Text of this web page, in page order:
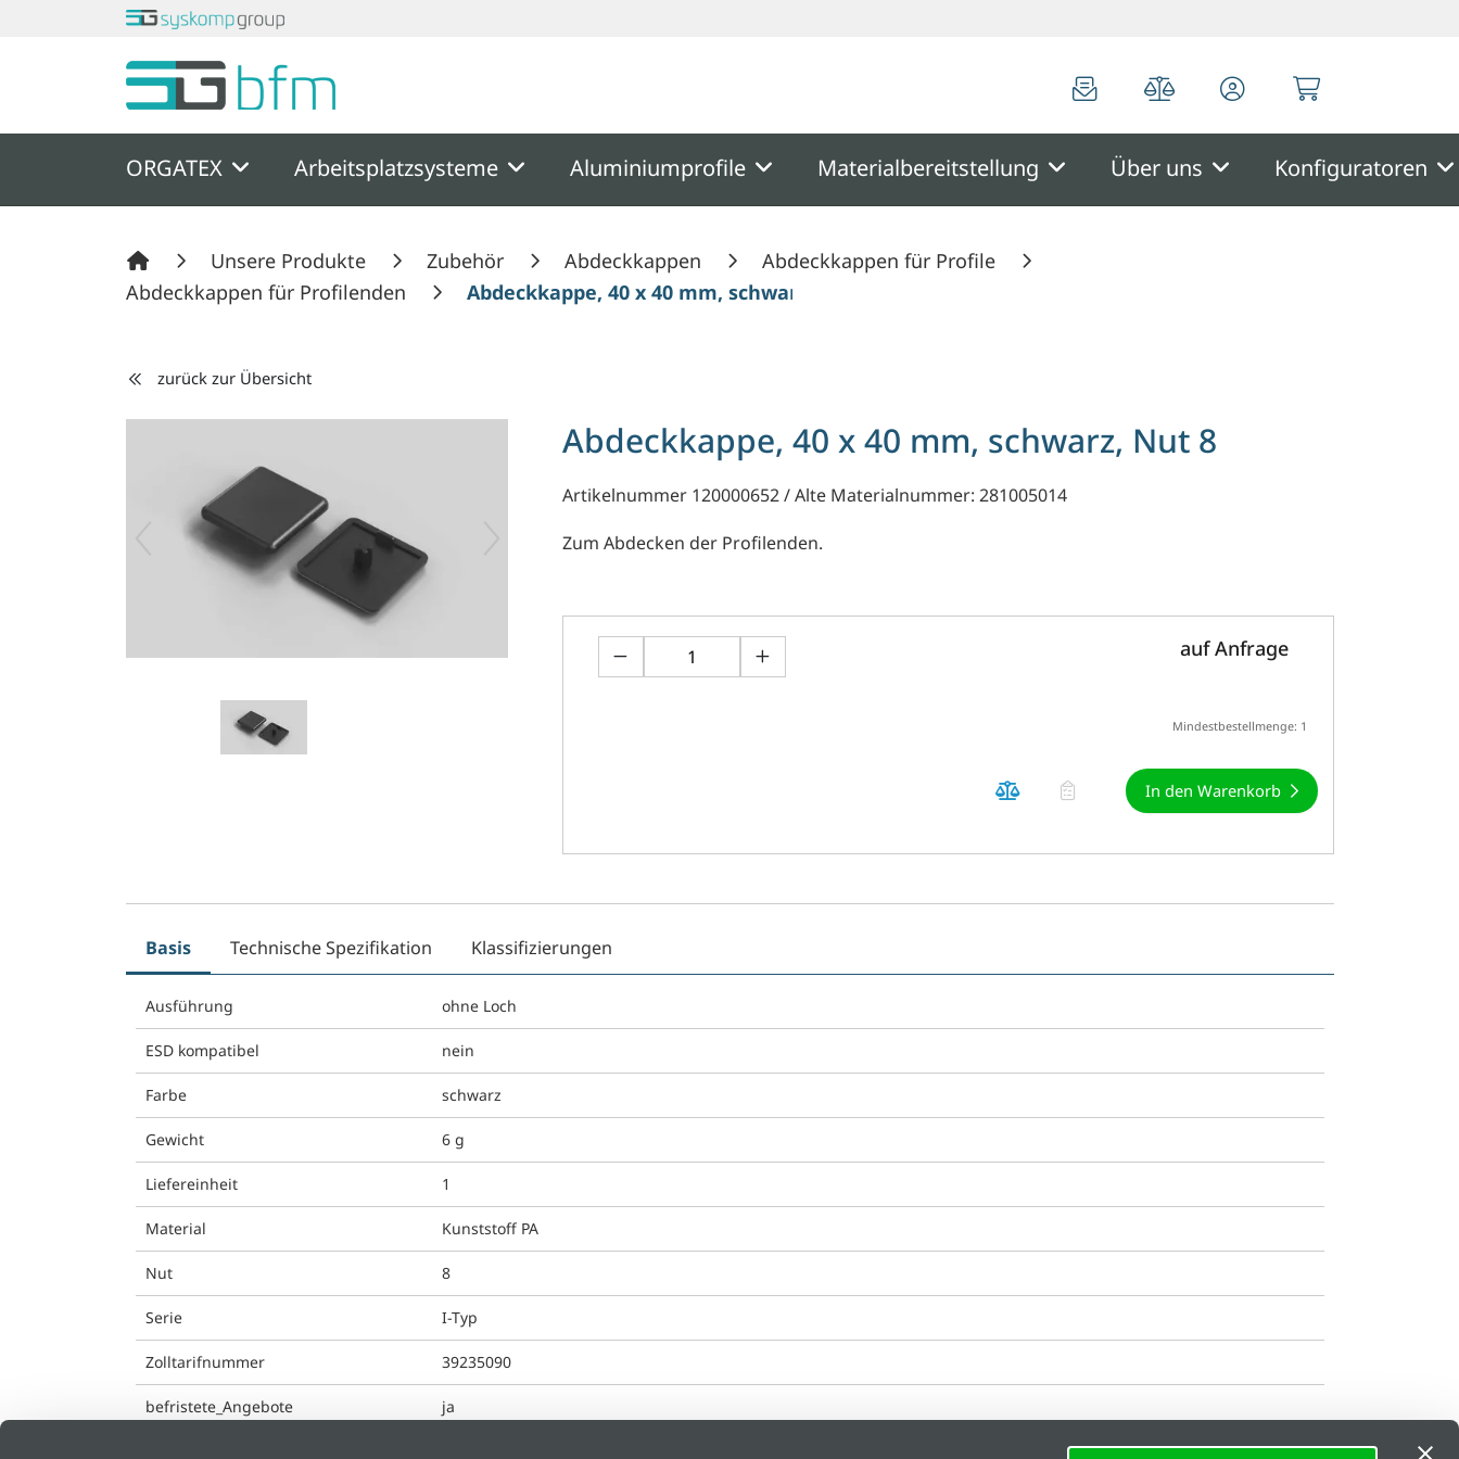
Springe zu Hauptinhalt Springe zum Header
ORGATEX Arbeitsplatzsysteme Aluminiumprofile Materialbereitstellung Über uns Konfiguratoren
Unsere Produkte Zubehör Abdeckkappen
Abdeckkappen für Profile
Abdeckkappen für Profilenden
Abdeckkappe, 40 x 40 mm, schwarz, Nut 8
zurück zur Übersicht
Abdeckkappe, 40 x 40 mm, schwarz, Nut 8
Artikelnummer 120000652 / Alte Materialnummer: 281005014
Zum Abdecken der Profilenden.
auf Anfrage
Mindestbestellmenge: 1
In den Warenkorb
Basis Technische Spezifikation Klassifizierungen
Ausführung ohne Loch
ESD kompatibel nein
Farbe schwarz
Gewicht 6 g
Liefereinheit 1
Material Kunststoff PA
Nut 8
Serie I-Typ
Zolltarifnummer 39235090
befristete_Angebote ja